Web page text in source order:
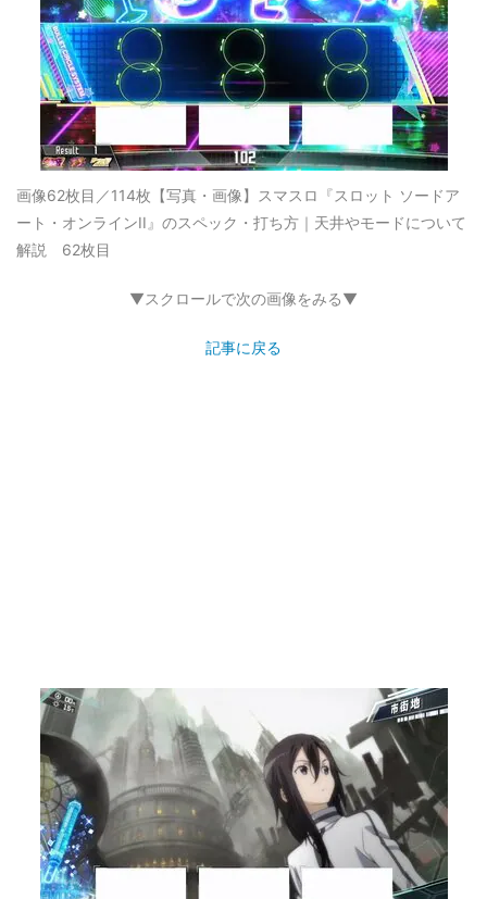
画像62枚目／114枚 【写真・画像】スマスロ『スロット ソードア
ート・オンラインII』のスペック・打ち方｜天井やモードについて
解説 62枚目
▼スクロールで次の画像をみる▼
記事に戻る